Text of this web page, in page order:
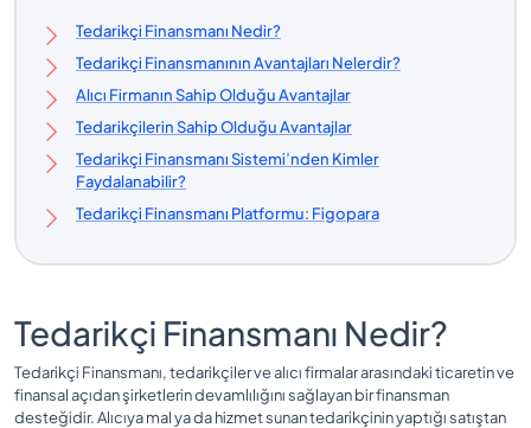
Tedarikçi Finansmanı Nedir?
Tedarikçi Finansmanının Avantajları Nelerdir?
Alıcı Firmanın Sahip Olduğu Avantajlar
Tedarikçilerin Sahip Olduğu Avantajlar
Tedarikçi Finansmanı Sistemi’nden Kimler
Faydalanabilir?
Tedarikçi Finansmanı Platformu: Figopara
Tedarikçi Finansmanı Nedir?
Tedarikçi Finansmanı, tedarikçiler ve alıcı firmalar arasındaki ticaretin ve
finansal açıdan şirketlerin devamlılığını sağlayan bir finansman
desteğidir. Alıcıya mal ya da hizmet sunan tedarikçinin yaptığı satıştan